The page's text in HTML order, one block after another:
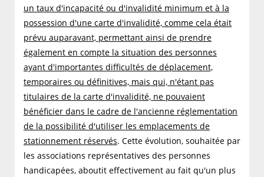
un taux d'incapacité ou d'invalidité minimum et à la
possession d'une carte d'invalidité, comme cela était
prévu auparavant, permettant ainsi de prendre
également en compte la situation des personnes
ayant d'importantes difficultés de déplacement,
temporaires ou définitives, mais qui, n'étant pas
titulaires de la carte d'invalidité, ne pouvaient
bénéficier dans le cadre de l'ancienne réglementation
de la possibilité d'utiliser les emplacements de
stationnement réservés. Cette évolution, souhaitée par
les associations représentatives des personnes
handicapées, aboutit effectivement au fait qu'un plus